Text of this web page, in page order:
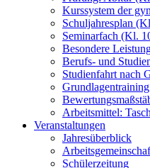
Kurssystem der
Schuljahresplan
Seminarfach (Kl.
Besondere
Berufs- und
Studienfahrt nach
Arbeitsmittel:
Veranstaltungen
Jahresüberblick
Schülerzeitung